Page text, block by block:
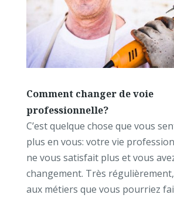
Comment changer de voie
professionnelle?
C’est quelque chose que vous
plus en vous: votre vie
ne vous satisfait plus et vous
changement. Très
aux métiers que vous pourriez